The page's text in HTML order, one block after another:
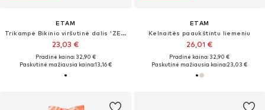
ETAM
Trikampė Bikinio viršutinė dalis 'ZEPHIR'
23,03 €
Pradinė kaina: 32,90 €
Paskutinė mažiausia kaina:13,16 €
ETAM
Kelnaitės paaukštintu liemeniu
26,01 €
Pradinė kaina: 32,90 €
Paskutinė mažiausia kaina:23,03 €